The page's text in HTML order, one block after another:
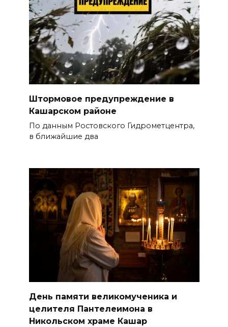
Штормовое предупреждение в
Кашарском районе
По данным Ростовского Гидрометцентра,
в ближайшие два
День памяти великомученика и
целителя Пантелеимона в
Никольском храме Кашар